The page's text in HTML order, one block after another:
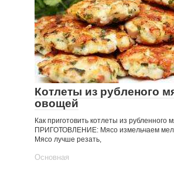
Котлеты из рубленого
овощей
Как приготовить котлеты из рубленного
ПРИГОТОВЛЕНИЕ: Мясо измельчаем
Мясо лучше резать,
Основная